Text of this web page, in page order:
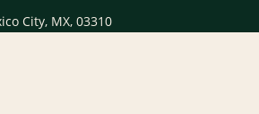
City, MX, 03310